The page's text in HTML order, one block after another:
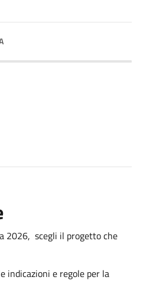
2026, scegli il progetto che
indicazioni e regole per la